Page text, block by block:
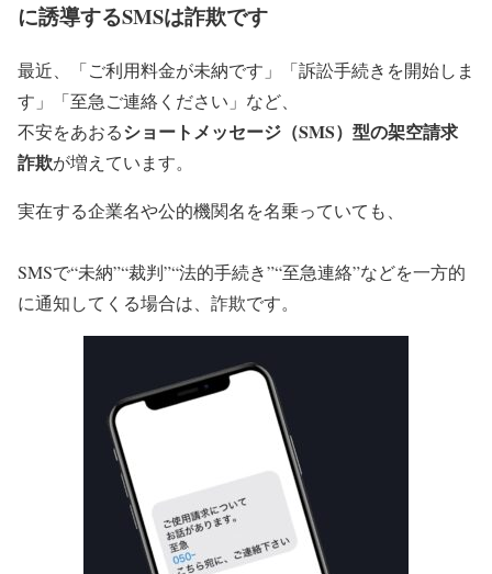
に誘導するSMSは詐欺です
最近、「ご利用料金が未納です」「訴訟手続きを開始しま
す」「至急ご連絡ください」など、
不安をあおるショートメッセージ（SMS）型の架空請求
詐欺が増えています。
実在する企業名や公的機関名を名乗っていても、
SMSで“未納”“裁判”“法的手続き”“至急連絡”などを一方的
に通知してくる場合は、詐欺です。